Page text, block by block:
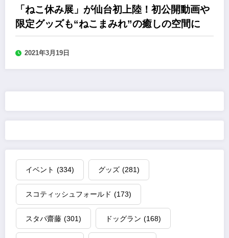
「ねこ休み展」が仙台初上陸！初公開動画や
限定グッズも“ねこまみれ”の癒しの空間に
2021年3月19日
イベント (334) グッズ (281)
スコティッシュフォールド (173)
スタパ齋藤 (301) ドッグラン (168)